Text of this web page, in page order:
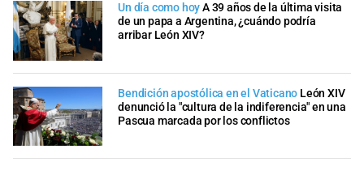
Un día como hoyA 39 años de la última visita
de un papa a Argentina, ¿cuándo podría
arribar León XIV?
Bendición apostólica en el Vaticano León XIV
denunció la "cultura de la indiferencia" en una
Pascua marcada por los conflictos